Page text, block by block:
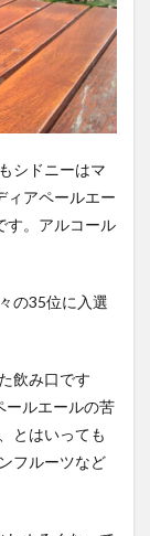
シドニーはマ
ィアペールエー
す。アルコール
の35位に入選
飲み口です
ールエールの苦
とはいっても
フルーツなど